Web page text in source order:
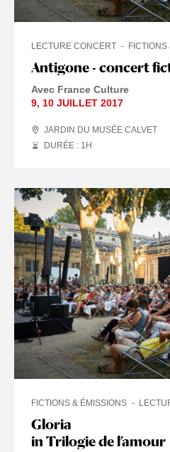
Antigone - concert
LECTURE CONCERT
Avec France Culture
9, 10 JUILLET 2017
JARDIN DU MUSÉE CALVET
DURÉE : 1 H
Gloria
in Trilogie de l’amour
FICTIONS & ÉMISSIONS